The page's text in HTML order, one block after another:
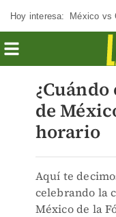
Hoy interesa: México vs
de
horario
Aquí te
celebrando la
México de la